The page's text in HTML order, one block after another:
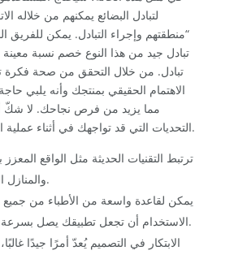
لتبادل البضائع يمكنهم من خلاله
“منطقتهم وإجراء التبادل. يمكن للفريق
تبادل جيد من هذا النوع خصم نسبة
تبادل. من خلال التحقق من صحة فكرة
الاهتمام الحقيقي بمنتجك وأنه يلبي
مما يزيد من فرص نجاحك. لا
التحديات التي قد تواجهك في أثناء عملية التطوير أو حتى بعدها.
ترتبط التقنيات الحديثة مثل الواقع
والمنازل الذكية ارتباطًا وثيقًا.
يمكن لقاعدة واسعة من الأطباء من جميع
الاستخدام أن تجعل تطبيقك يصل بسرعة إلى أعلى المتاجر.
الابتكار في التصميم يُعدّ أمرًا جيدًا